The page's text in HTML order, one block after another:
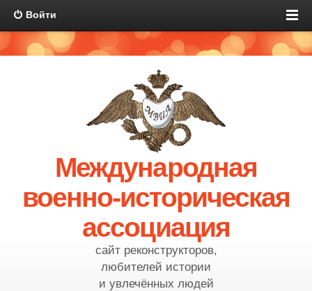
Войти
Международная
военно-историческая
ассоциация
сайт реконструкторов,
любителей истории
и увлечённых людей